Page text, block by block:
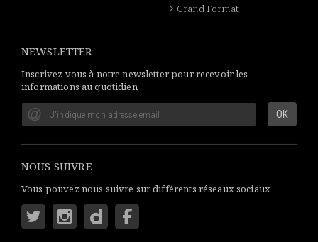
Grand Format
NEWSLETTER
Inscrivez vous à notre newsletter pour recevoir les
informations au quotidien
NOUS SUIVRE
Vous pouvez nous suivre sur différents réseaux sociaux